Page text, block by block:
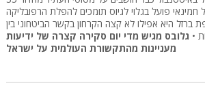
פועל בגלוי לגיוס תומכים להפלת הרפובליקה
היא אפילו לא קצה הקרחון בקשר הביטחוני בין
• גלובס מגיש מדי יום סקירה קצרה של ידיעות
מעניינות מהתקשורת העולמית על ישראל